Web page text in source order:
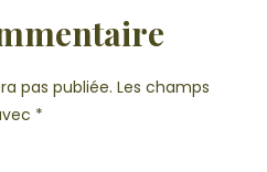
pas publiée. Les champs
*